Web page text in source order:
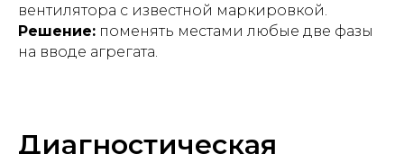
вентилятора с известной маркировкой.
Решение: поменять местами любые две фазы
на вводе агрегата.
Диагностическая